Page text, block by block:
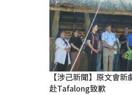
【涉己新聞】原文會
赴Tafalong致歉